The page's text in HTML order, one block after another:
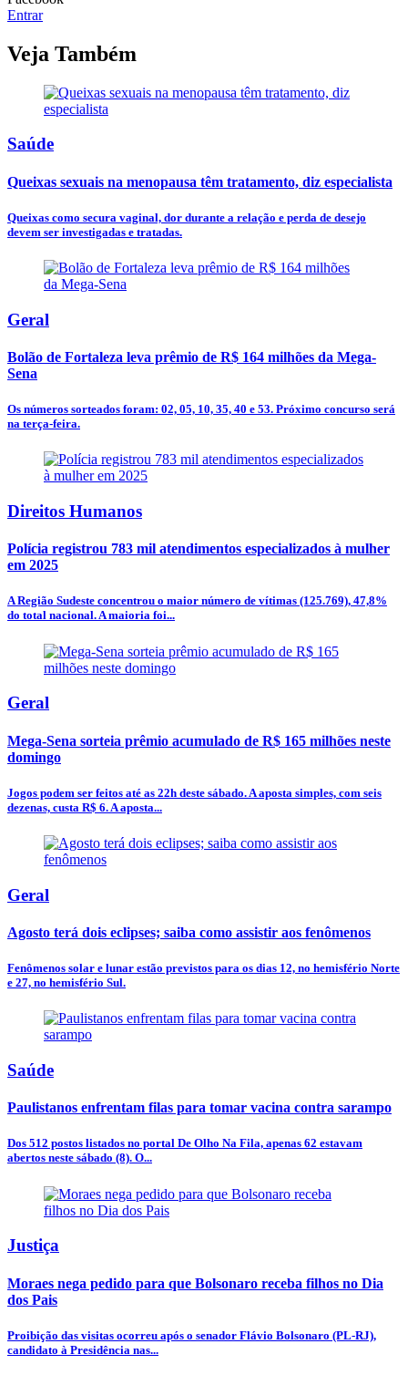
Entrar
Veja Também
Saúde
Queixas sexuais na menopausa têm tratamento, diz especialista
Queixas como secura vaginal, dor durante a relação e perda de desejo
devem ser investigadas e tratadas.
Geral
Bolão de Fortaleza leva prêmio de R$ 164 milhões da Mega-
Sena
Os números sorteados foram: 02, 05, 10, 35, 40 e 53. Próximo concurso será
na terça-feira.
Direitos Humanos
Polícia registrou 783 mil atendimentos especializados à mulher
em 2025
A Região Sudeste concentrou o maior número de vítimas (125.769), 47,8%
do total nacional. A maioria foi...
Geral
Mega-Sena sorteia prêmio acumulado de R$ 165 milhões neste
domingo
Jogos podem ser feitos até as 22h deste sábado. A aposta simples, com seis
dezenas, custa R$ 6. A aposta...
Geral
Agosto terá dois eclipses; saiba como assistir aos fenômenos
Fenômenos solar e lunar estão previstos para os dias 12, no hemisfério Norte
e 27, no hemisfério Sul.
Saúde
Paulistanos enfrentam filas para tomar vacina contra sarampo
Dos 512 postos listados no portal De Olho Na Fila, apenas 62 estavam
abertos neste sábado (8). O...
Justiça
Moraes nega pedido para que Bolsonaro receba filhos no Dia
dos Pais
Proibição das visitas ocorreu após o senador Flávio Bolsonaro (PL-RJ),
candidato à Presidência nas...